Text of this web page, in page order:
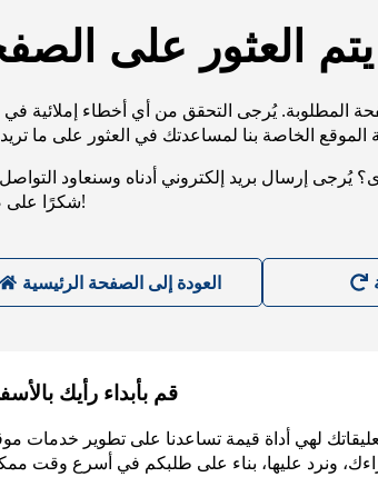
العثور على
المطلوبة. يُرجى التحقق من أي أخطاء إملائية
إرسال بريد إلكتروني أدناه وسنعاود
شكرًا على صبرك!
العودة إلى الصفحة الرئيسية
قم بأبداء رأيك
لهي أداة قيمة تساعدنا على تطوير خدمات